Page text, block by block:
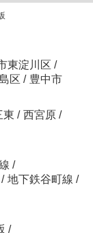
東淀川区 /
区 / 豊中市
東 / 西宮原 /
/
/ 地下鉄谷町線 /
/